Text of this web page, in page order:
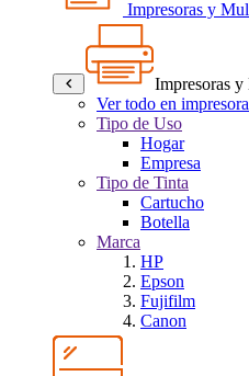
Impresoras y
Impresoras
Ver todo en
Tipo de Uso
Hogar
Empresa
Tipo de Tinta
Cartucho
Botella
Marca
HP
Epson
Fujifilm
Canon